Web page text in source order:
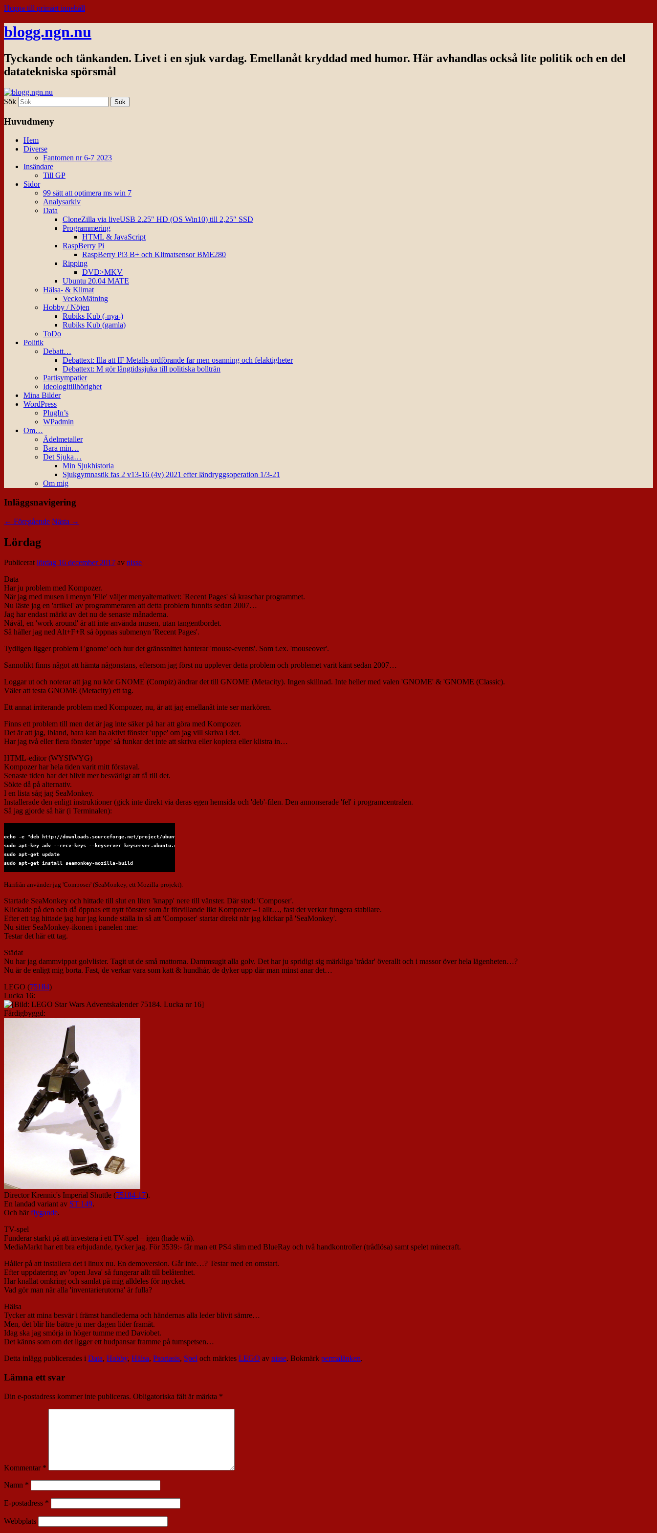
Hoppa till primärt innehåll
blogg.ngn.nu
Tyckande och tänkanden. Livet i en sjuk vardag. Emellanåt kryddad med humor. Här avhandlas också lite politik och en del
datatekniska spörsmål
Sök
Huvudmeny
Hem
Diverse
Fantomen nr 6-7 2023
Insändare
Till GP
Sidor
99 sätt att optimera ms win 7
Analysarkiv
Data
CloneZilla via liveUSB 2.25″ HD (OS Win10) till 2,25″ SSD
Programmering
HTML & JavaScript
RaspBerry Pi
RaspBerry Pi3 B+ och Klimatsensor BME280
Ripping
DVD>MKV
Ubuntu 20.04 MATE
Hälsa- & Klimat
VeckoMätning
Hobby / Nöjen
Rubiks Kub (-nya-)
Rubiks Kub (gamla)
ToDo
Politik
Debatt…
Debattext: Illa att IF Metalls ordförande far men osanning och felaktigheter
Debattext: M gör långtidssjuka till politiska bollträn
Partisympatier
Ideologitillhörighet
Mina Bilder
WordPress
PlugIn’s
WPadmin
Om…
Ädelmetaller
Bara min…
Det Sjuka…
Min Sjukhistoria
Sjukgymnastik fas 2 v13-16 (4v) 2021 efter ländryggsoperation 1/3-21
Om mig
Inläggsnavigering
← Föregående Nästa →
Lördag
Publiceratlördag 16 december 2017 av nisse
Data
Har ju problem med Kompozer.
När jag med musen i menyn 'File' väljer menyalternativet: 'Recent Pages' så kraschar programmet.
Nu läste jag en 'artikel' av programmeraren att detta problem funnits sedan 2007…
Jag har endast märkt av det nu de senaste månaderna.
Nåväl, en 'work around' är att inte använda musen, utan tangentbordet.
Så håller jag ned Alt+F+R så öppnas submenyn 'Recent Pages'.
Tydligen ligger problem i 'gnome' och hur det gränssnittet hanterar 'mouse-events'. Som t.ex. 'mouseover'.
Sannolikt finns något att hämta någonstans, eftersom jag först nu upplever detta problem och problemet varit känt sedan 2007…
Loggar ut och noterar att jag nu kör GNOME (Compiz) ändrar det till GNOME (Metacity). Ingen skillnad. Inte heller med valen 'GNOME' & 'GNOME (Classic).
Väler att testa GNOME (Metacity) ett tag.
Ett annat irriterande problem med Kompozer, nu, är att jag emellanåt inte ser markören.
Finns ett problem till men det är jag inte säker på har att göra med Kompozer.
Det är att jag, ibland, bara kan ha aktivt fönster 'uppe' om jag vill skriva i det.
Har jag två eller flera fönster 'uppe' så funkar det inte att skriva eller kopiera eller klistra in…
HTML-editor (WYSIWYG)
Kompozer har hela tiden varit mitt förstaval.
Senaste tiden har det blivit mer besvärligt att få till det.
Sökte då på alternativ.
I en lista såg jag SeaMonkey.
Installerade den enligt instruktioner (gick inte direkt via deras egen hemsida och 'deb'-filen. Den annonserade 'fel' i programcentralen.
Så jag gjorde så här (i Terminalen):
echo -e "deb http://downloads.sourceforge.net/project/ubuntuzilla/mozilla/apt all main" | sudo tee -a /etc/apt/sources.list > /dev/null
sudo apt-key adv --recv-keys --keyserver keyserver.ubuntu.com C1289A29
sudo apt-get update
sudo apt-get install seamonkey-mozilla-build
Härifrån använder jag 'Composer' (SeaMonkey, ett Mozilla-projekt).
Startade SeaMonkey och hittade till slut en liten 'knapp' nere till vänster. Där stod: 'Composer'.
Klickade på den och då öppnas ett nytt fönster som är förvillande likt Kompozer – i allt…, fast det verkar fungera stabilare.
Efter ett tag hittade jag hur jag kunde ställa in så att 'Composer' startar direkt när jag klickar på 'SeaMonkey'.
Nu sitter SeaMonkey-ikonen i panelen :me:
Testar det här ett tag.
Städat
Nu har jag dammvippat golvlister. Tagit ut de små mattorna. Dammsugit alla golv. Det har ju spridigt sig märkliga 'trådar' överallt och i massor över hela lägenheten…?
Nu är de enligt mig borta. Fast, de verkar vara som katt & hundhår, de dyker upp där man minst anar det…
LEGO (75184)
Lucka 16:
Färdigbyggd:
Director Krennic's Imperial Shuttle (75184-17).
En landad variant av ST 149.
Och härflygande.
TV-spel
Funderar starkt på att investera i ett TV-spel – igen (hade wii).
MediaMarkt har ett bra erbjudande, tycker jag. För 3539:- får man ett PS4 slim med BlueRay och två handkontroller (trådlösa) samt spelet minecraft.
Håller på att installera det i linux nu. En demoversion. Går inte…? Testar med en omstart.
Efter uppdatering av 'open Java' så fungerar allt till belåtenhet.
Har knallat omkring och samlat på mig alldeles för mycket.
Vad gör man när alla 'inventarierutorna' är fulla?
Hälsa
Tycker att mina besvär i främst handlederna och händernas alla leder blivit sämre…
Men, det blir lite bättre ju mer dagen lider framåt.
Idag ska jag smörja in höger tumme med Daviobet.
Det känns som om det ligger ett hudpansar framme på tumspetsen…
Detta inlägg publicerades i Data, Hobby, Hälsa, Psoriasis, Spel och märktes LEGO av nisse. Bokmärk permalänken.
Lämna ett svar
Din e-postadress kommer inte publiceras. Obligatoriska fält är märkta *
Kommentar *
Namn *
E-postadress *
Webbplats